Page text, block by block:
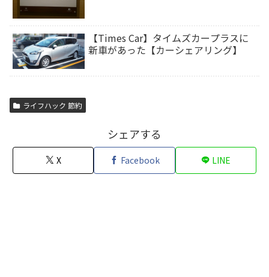
【Times Car】タイムズカープラスに
新車があった【カーシェアリング】
ライフハック 節約
シェアする
X Facebook LINE